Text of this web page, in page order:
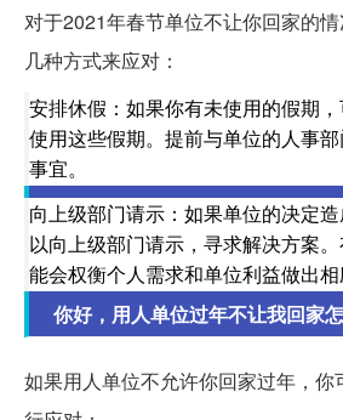
对于2021年春节单位不让你回家的
几种方式来应对：
安排休假：如果你有未使用的假期
使用这些假期。提前与单位的人事
事宜。
向上级部门请示：如果单位的决定
以向上级部门请示，寻求解决方案
能会权衡个人需求和单位利益做出相
你好，用人单位过年不让我回家
如果用人单位不允许你回家过年，